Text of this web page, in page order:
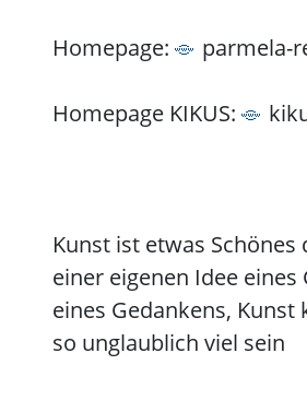
Homepage: parmela-
Homepage KIKUS:
Kunst ist etwas Schönes
einer eigenen Idee eines
eines Gedankens, Kunst
so unglaublich viel sein